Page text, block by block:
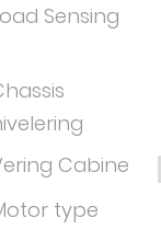
Sensing
Cabine
type